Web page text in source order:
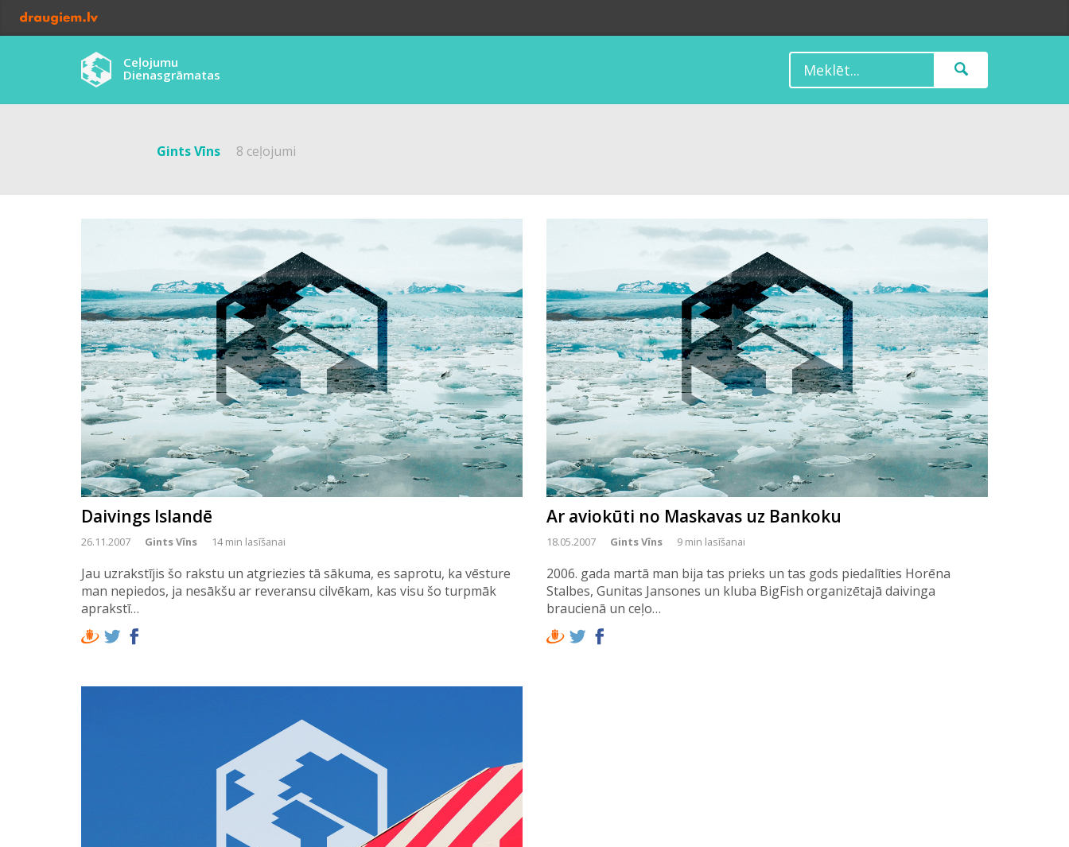
Ceļojumu
Dienasgrāmatas
Gints Vīns 8 ceļojumi
Daivings Islandē
26.11.2007 Gints Vīns 14 min lasīšanai
Jau uzrakstījis šo rakstu un atgriezies tā sākuma, es saprotu, ka vēsture
man nepiedos, ja nesākšu ar reveransu cilvēkam, kas visu šo turpmāk
aprakstī…
Ar aviokūti no Maskavas uz Bankoku
18.05.2007 Gints Vīns 9 min lasīšanai
2006. gada martā man bija tas prieks un tas gods piedalīties Horēna
Stalbes, Gunitas Jansones un kluba BigFish organizētajā daivinga
braucienā un ceļo…